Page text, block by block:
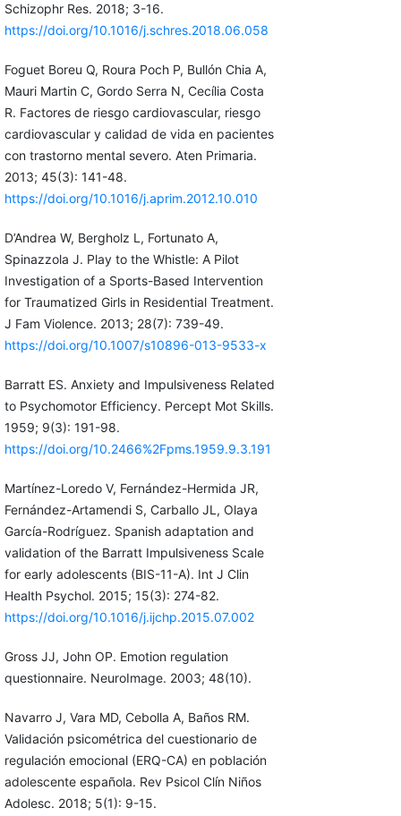
Schizophr Res. 2018; 3-16.
https://doi.org/10.1016/j.schres.2018.06.058
Foguet Boreu Q, Roura Poch P, Bullón Chia A,
Mauri Martin C, Gordo Serra N, Cecília Costa
R. Factores de riesgo cardiovascular, riesgo
cardiovascular y calidad de vida en pacientes
con trastorno mental severo. Aten Primaria.
2013; 45(3): 141-48.
https://doi.org/10.1016/j.aprim.2012.10.010
D’Andrea W, Bergholz L, Fortunato A,
Spinazzola J. Play to the Whistle: A Pilot
Investigation of a Sports-Based Intervention
for Traumatized Girls in Residential Treatment.
J Fam Violence. 2013; 28(7): 739-49.
https://doi.org/10.1007/s10896-013-9533-x
Barratt ES. Anxiety and Impulsiveness Related
to Psychomotor Efficiency. Percept Mot Skills.
1959; 9(3): 191-98.
https://doi.org/10.2466%2Fpms.1959.9.3.191
Martínez-Loredo V, Fernández-Hermida JR,
Fernández-Artamendi S, Carballo JL, Olaya
García-Rodríguez. Spanish adaptation and
validation of the Barratt Impulsiveness Scale
for early adolescents (BIS-11-A). Int J Clin
Health Psychol. 2015; 15(3): 274-82.
https://doi.org/10.1016/j.ijchp.2015.07.002
Gross JJ, John OP. Emotion regulation
questionnaire. NeuroImage. 2003; 48(10).
Navarro J, Vara MD, Cebolla A, Baños RM.
Validación psicométrica del cuestionario de
regulación emocional (ERQ-CA) en población
adolescente española. Rev Psicol Clín Niños
Adolesc. 2018; 5(1): 9-15.